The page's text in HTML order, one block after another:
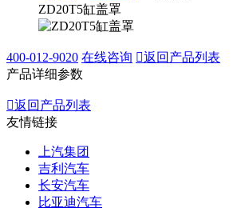
ZD20T5缸盖罩
400-012-9020 在线咨询 返回产品列表
产品详细参数
返回产品列表
友情链接
上汽集团
吉利汽车
长安汽车
比亚迪汽车